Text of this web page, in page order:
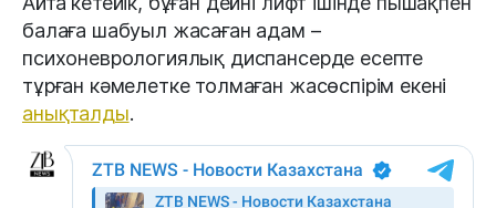
балаға шабуыл жасаған адам –
психоневрологиялық диспансерде есепте
тұрған кәмелетке толмаған жасөспірім екені
анықталды.